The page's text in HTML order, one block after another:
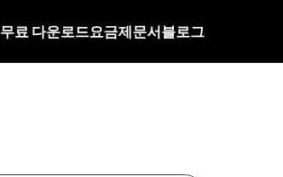
무료 다운로드요금제문서블로그